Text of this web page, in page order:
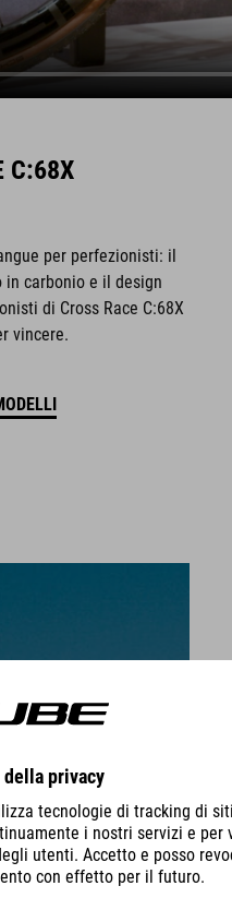
C:68X
per perfezionisti: il
carbonio e il design
di Cross Race C:68X
vincere.